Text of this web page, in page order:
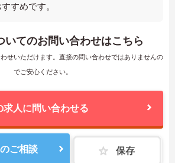
すめです。
いてのお問い合わせはこちら
せいただけます。直接の問い合わせではありませんの
でご安心ください。
求人に問い合わせる
ご相談 保存